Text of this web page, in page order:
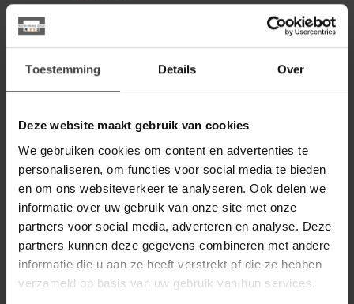
Toestemming Details Over
Deze website maakt gebruik van cookies
We gebruiken cookies om content en advertenties te
personaliseren, om functies voor social media te bieden
en om ons websiteverkeer te analyseren. Ook delen we
informatie over uw gebruik van onze site met onze
partners voor social media, adverteren en analyse. Deze
partners kunnen deze gegevens combineren met andere
informatie die u aan ze heeft verstrekt of die ze hebben
verzameld op basis van uw gebruik van hun services.
Label51 LABEL51
Naturel - Boucle - 2-Zits 319,00
WoonStijl Hoekbank Raster
links Hoven zand-bruin 1.099,00
WOONSTIJL
WoonStijl Eetkamerbank
Raster 180 cm boucle Zand 599,00